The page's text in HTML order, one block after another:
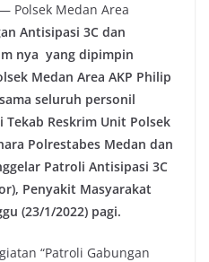
Polsek Medan Area
Antisipasi 3C dan
nya yang dipimpin
Medan Area AKP Philip
seluruh personil
Reskrim Unit Polsek
Polrestabes Medan dan
Patroli Antisipasi 3C
Penyakit Masyarakat
(23/1/2022) pagi.
“Patroli Gabungan